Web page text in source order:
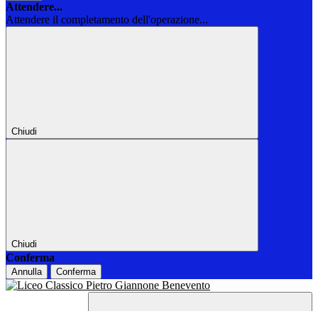
Attendere...
Attendere il completamento dell'operazione...
Chiudi
Chiudi
Conferma
Annulla Conferma